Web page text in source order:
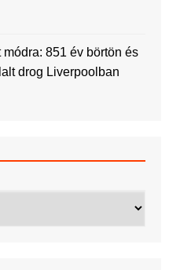
851 év börtön és
drog Liverpoolban